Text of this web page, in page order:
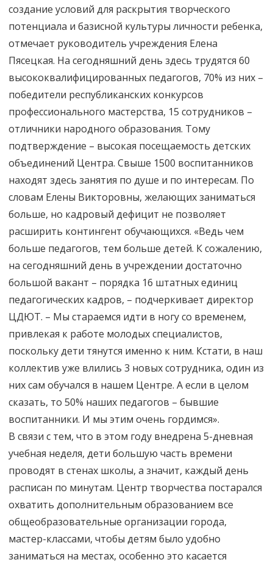
создание условий для раскрытия творческого
потенциала и базисной культуры личности ребенка,
отмечает руководитель учреждения Елена
Пясецкая. На сегодняшний день здесь трудятся 60
высококвалифицированных педагогов, 70% из них –
победители республиканских конкурсов
профессионального мастерства, 15 сотрудников –
отличники народного образования. Тому
подтверждение – высокая посещаемость детских
объединений Центра. Свыше 1500 воспитанников
находят здесь занятия по душе и по интересам. По
словам Елены Викторовны, желающих заниматься
больше, но кадровый дефицит не позволяет
расширить контингент обучающихся. «Ведь чем
больше педагогов, тем больше детей. К сожалению,
на сегодняшний день в учреждении достаточно
большой вакант – порядка 16 штатных единиц
педагогических кадров, – подчеркивает директор
ЦДЮТ. – Мы стараемся идти в ногу со временем,
привлекая к работе молодых специалистов,
поскольку дети тянутся именно к ним. Кстати, в наш
коллектив уже влились 3 новых сотрудника, один из
них сам обучался в нашем Центре. А если в целом
сказать, то 50% наших педагогов – бывшие
воспитанники. И мы этим очень гордимся».
В связи с тем, что в этом году внедрена 5-дневная
учебная неделя, дети большую часть времени
проводят в стенах школы, а значит, каждый день
расписан по минутам. Центр творчества постарался
охватить дополнительным образованием все
общеобразовательные организации города,
мастер-классами, чтобы детям было удобно
заниматься на местах, особенно это касается